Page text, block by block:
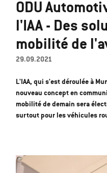
ODU
l'IAA - Des
mobilité de
29.09.2021
L'IAA, qui s'est déroulée à
nouveau concept en
mobilité de demain sera
surtout pour les véhicules